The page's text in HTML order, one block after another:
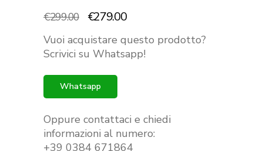
€299.00
Il
originale
era:
€299.00.
€279.00Il
attuale
è:
Vuoi acquistare questo prodotto?
Scrivici su Whatsapp!
Whatsapp
Oppure contattaci e chiedi
informazioni al numero:
+39 0384 671864